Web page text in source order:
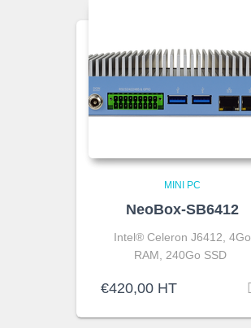
MINI PC
NeoBox-SB6412
Intel® Celeron J6412, 4Go
RAM, 240Go SSD
€420,00 HT